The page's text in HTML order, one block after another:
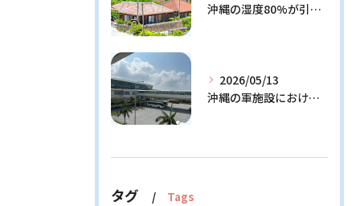
沖縄の湿度80%が引き起こすカビ問題！効果的な対策3選と発生メカニズム解説
2026/05/13
沖縄の軍施設における通信設備に潜む隠れたリスクとその解決策
タグ Tags